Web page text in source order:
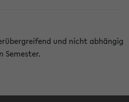
und nicht abhängig
Semester.